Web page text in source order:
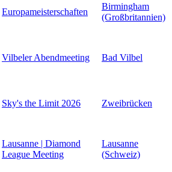
Europameisterschaften
Birmingham
(Großbritannien)
Vilbeler Abendmeeting Bad Vilbel
Sky's the Limit 2026 Zweibrücken
Lausanne | Diamond
League Meeting
Lausanne
(Schweiz)